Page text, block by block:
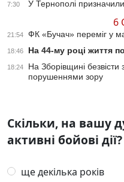
7:30 У Тернополі
6
21:54 ФК «Бучач» переміг у
18:46 На 44-му році життя
18:24
На Зборівщині безвісти
порушеннями зору
Скільки, на вашу
активні бойові дії?
ще декілька років